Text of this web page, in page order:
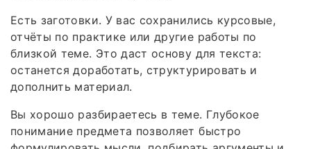
Есть заготовки. У вас сохранились курсовые,
отчёты по практике или другие работы по
близкой теме. Это даст основу для текста:
останется доработать, структурировать и
дополнить материал.
Вы хорошо разбираетесь в теме. Глубокое
понимание предмета позволяет быстро